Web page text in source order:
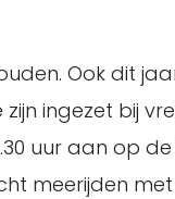
Ook dit
ingezet bij
uur aan op
meerijden